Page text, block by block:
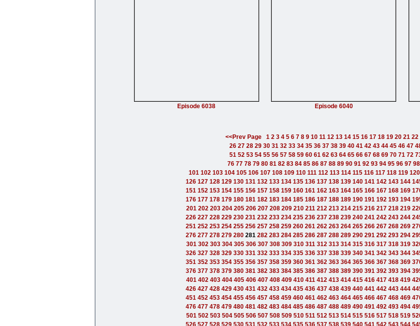
Episode 6038 Episode 6040
<<Prev Page 1 2 3 4 5 6 7 8 9 10 11 12 13 14 15 16 17 18 19 20 21 22
26 27 28 29 30 31 32 33 34 35 36 37 38 39 40 41 42 43 44 45 46 47
51 52 53 54 55 56 57 58 59 60 61 62 63 64 65 66 67 68 69 70 71 72
76 77 78 79 80 81 82 83 84 85 86 87 88 89 90 91 92 93 94 95 96 97 98
101 102 103 104 105 106 107 108 109 110 111 112 113 114 115 116 117 118 119 120
126 127 128 129 130 131 132 133 134 135 136 137 138 139 140 141 142 143 144
151 152 153 154 155 156 157 158 159 160 161 162 163 164 165 166 167 168 169
176 177 178 179 180 181 182 183 184 185 186 187 188 189 190 191 192 193 194
201 202 203 204 205 206 207 208 209 210 211 212 213 214 215 216 217 218 219
226 227 228 229 230 231 232 233 234 235 236 237 238 239 240 241 242 243 244
251 252 253 254 255 256 257 258 259 260 261 262 263 264 265 266 267 268 269
276 277 278 279 280 281 282 283 284 285 286 287 288 289 290 291 292 293 294
301 302 303 304 305 306 307 308 309 310 311 312 313 314 315 316 317 318 319
326 327 328 329 330 331 332 333 334 335 336 337 338 339 340 341 342 343 344
351 352 353 354 355 356 357 358 359 360 361 362 363 364 365 366 367 368 369
376 377 378 379 380 381 382 383 384 385 386 387 388 389 390 391 392 393 394
401 402 403 404 405 406 407 408 409 410 411 412 413 414 415 416 417 418 419
426 427 428 429 430 431 432 433 434 435 436 437 438 439 440 441 442 443 444
451 452 453 454 455 456 457 458 459 460 461 462 463 464 465 466 467 468 469
476 477 478 479 480 481 482 483 484 485 486 487 488 489 490 491 492 493 494
501 502 503 504 505 506 507 508 509 510 511 512 513 514 515 516 517 518 519
526 527 528 529 530 531 532 533 534 535 536 537 538 539 540 541 542 543 544